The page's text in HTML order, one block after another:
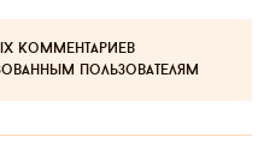
комментариев
пользователям